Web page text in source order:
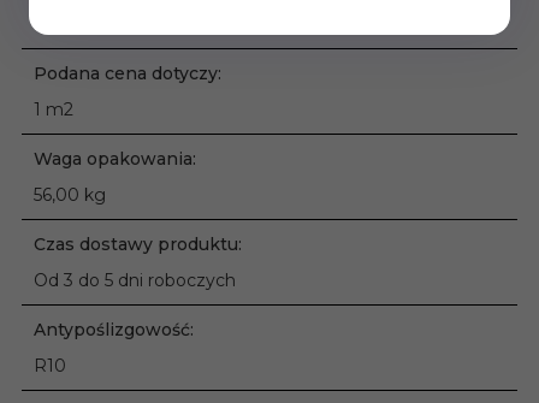
Produkt sprzedawany na pełne opakowania
Podana cena dotyczy:
1 m2
Waga opakowania:
56,00 kg
Czas dostawy produktu:
Od 3 do 5 dni roboczych
Antypoślizgowość:
R10